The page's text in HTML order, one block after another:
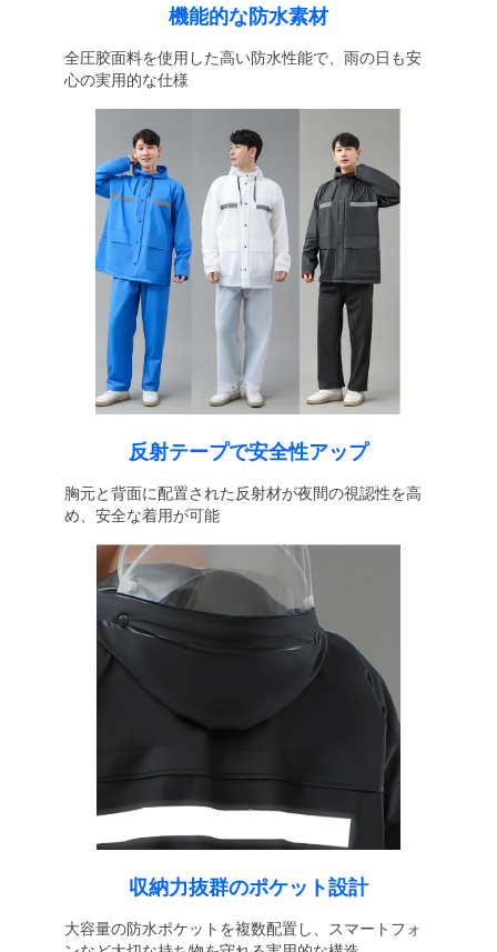
機能的な防水素材
全圧胶面料を使用した高い防水性能で、雨の日も安
心の実用的な仕様
反射テープで安全性アップ
胸元と背面に配置された反射材が夜間の視認性を高
め、安全な着用が可能
収納力抜群のポケット設計
大容量の防水ポケットを複数配置し、スマートフォ